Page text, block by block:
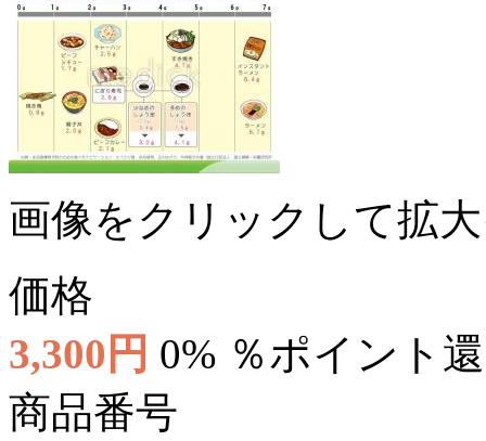
画像をクリックして拡
価格
3,300円 0% ％ポイント
商品番号